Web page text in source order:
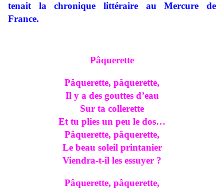
tenait la chronique littéraire au Mercure de
France.
Pâquerette
Pâquerette, pâquerette,
Il y a des gouttes d’eau
Sur ta collerette
Et tu plies un peu le dos…
Pâquerette, pâquerette,
Le beau soleil printanier
Viendra-t-il les essuyer ?
Pâquerette, pâquerette,